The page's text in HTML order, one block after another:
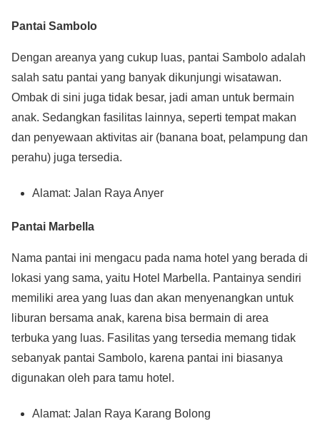
Pantai Sambolo
Dengan areanya yang cukup luas, pantai Sambolo adalah
salah satu pantai yang banyak dikunjungi wisatawan.
Ombak di sini juga tidak besar, jadi aman untuk bermain
anak. Sedangkan fasilitas lainnya, seperti tempat makan
dan penyewaan aktivitas air (banana boat, pelampung dan
perahu) juga tersedia.
Alamat: Jalan Raya Anyer
Pantai Marbella
Nama pantai ini mengacu pada nama hotel yang berada di
lokasi yang sama, yaitu Hotel Marbella. Pantainya sendiri
memiliki area yang luas dan akan menyenangkan untuk
liburan bersama anak, karena bisa bermain di area
terbuka yang luas. Fasilitas yang tersedia memang tidak
sebanyak pantai Sambolo, karena pantai ini biasanya
digunakan oleh para tamu hotel.
Alamat: Jalan Raya Karang Bolong